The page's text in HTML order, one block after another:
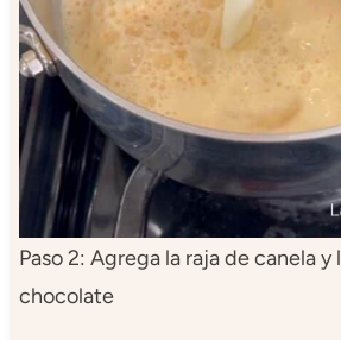
Paso 2: Agrega la raja de canela
chocolate